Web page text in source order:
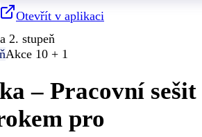
Otevřít v aplikaci
2. stupeň
Akce 10 + 1
– Pracovní sešit
pro